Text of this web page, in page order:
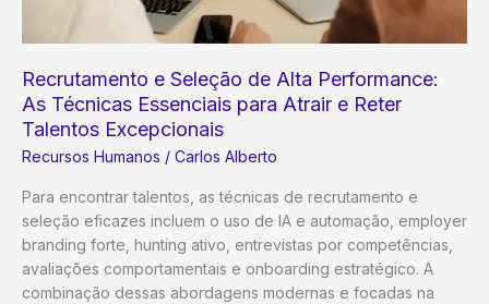
Recrutamento e Seleção de Alta Performance:
As Técnicas Essenciais para Atrair e Reter
Talentos Excepcionais
Recursos Humanos / Carlos Alberto
Para encontrar talentos, as técnicas de recrutamento e
seleção eficazes incluem o uso de IA e automação, employer
branding forte, hunting ativo, entrevistas por competências,
avaliações comportamentais e onboarding estratégico. A
combinação dessas abordagens modernas e focadas na